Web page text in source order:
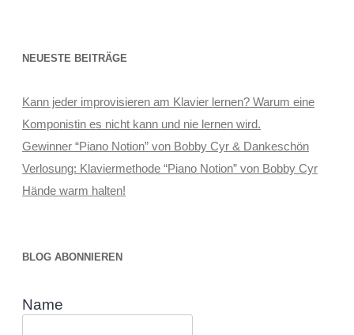
NEUESTE BEITRÄGE
Kann jeder improvisieren am Klavier lernen? Warum eine
Komponistin es nicht kann und nie lernen wird.
Gewinner “Piano Notion” von Bobby Cyr & Dankeschön
Verlosung: Klaviermethode “Piano Notion” von Bobby Cyr
Hände warm halten!
BLOG ABONNIEREN
Name